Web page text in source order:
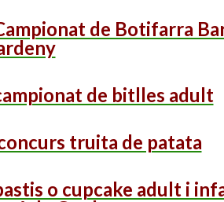
de Botifarra
de bitlles adult
truita de patata
o cupcake adult i